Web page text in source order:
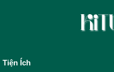
Tiện Ích